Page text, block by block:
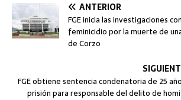
ANTERIOR
FGE inicia las investigaciones
feminicidio por la muerte de
de Corzo
FGE obtiene sentencia condenatoria de 25
prisión para responsable del delito de